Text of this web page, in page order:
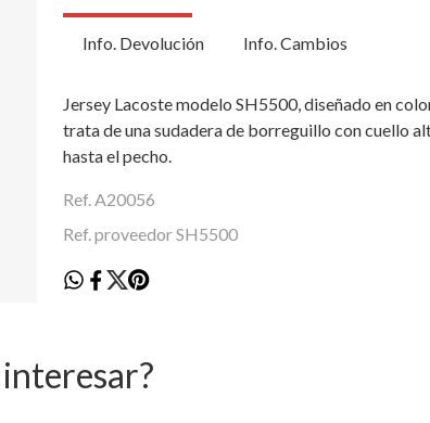
Info. Devolución Info. Cambios
Jersey Lacoste modelo SH5500, diseñado en
trata de una sudadera de borreguillo con cuello
hasta el pecho.
Ref. A20056
Ref. proveedor SH5500